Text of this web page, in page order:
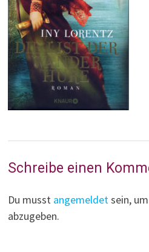
Schreibe einen
Du musst angemeldetsein,
abzugeben.